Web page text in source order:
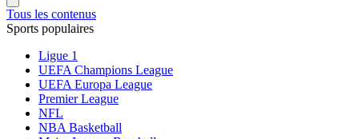
Tous les contenus
Sports populaires
Ligue 1
UEFA Champions League
UEFA Europa League
Premier League
NFL
NBA Basketball